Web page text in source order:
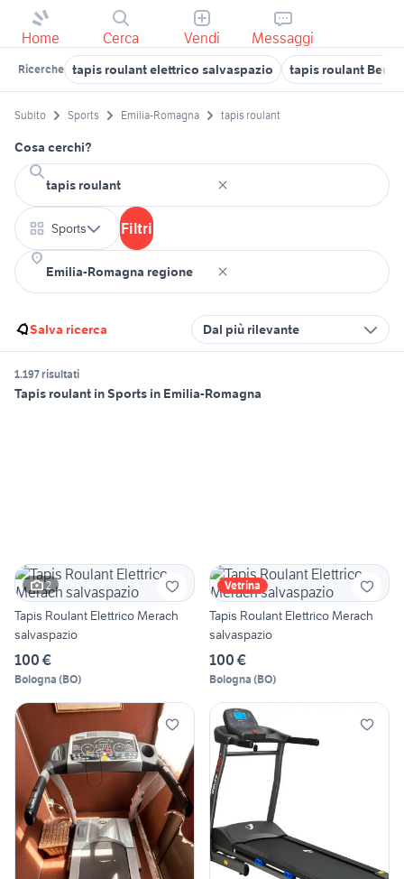
Home Cerca Vendi Messaggi
Ricerche tapis roulant elettrico salvaspazio tapis roulant
Subito Sports Emilia-Romagna tapis roulant
Cosa cerchi?
Sports Filtri
Salva ricerca Dal più rilevante
1.197 risultati
Tapis roulant in Sports in Emilia-Romagna
2
Tapis Roulant Elettrico Merach
salvaspazio
100 €
Bologna (BO)
Vetrina
Tapis Roulant Elettrico Merach
salvaspazio
100 €
Bologna (BO)